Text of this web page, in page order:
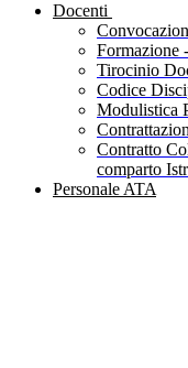
Docenti
Formazione
Tirocinio
Codice
Modulistica
Contratto
comparto
Personale ATA